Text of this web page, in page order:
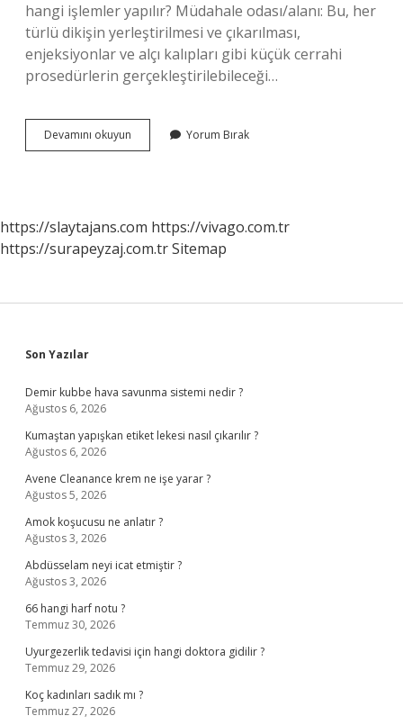
hangi işlemler yapılır? Müdahale odası/alanı: Bu, her
türlü dikişin yerleştirilmesi ve çıkarılması,
enjeksiyonlar ve alçı kalıpları gibi küçük cerrahi
prosedürlerin gerçekleştirilebileceği…
Devamını okuyun Hastanede
Canlandırma
Yorum Bırak
https://slaytajans.com https://vivago.com.tr
https://surapeyzaj.com.trSitemap
Sidebar
Son Yazılar
Demir kubbe hava savunma sistemi nedir ?
Ağustos 6, 2026
Kumaştan yapışkan etiket lekesi nasıl çıkarılır ?
Ağustos 6, 2026
Avene Cleanance krem ne işe yarar ?
Ağustos 5, 2026
Amok koşucusu ne anlatır ?
Ağustos 3, 2026
Abdüsselam neyi icat etmiştir ?
Ağustos 3, 2026
66 hangi harf notu ?
Temmuz 30, 2026
Uyurgezerlik tedavisi için hangi doktora gidilir ?
Temmuz 29, 2026
Koç kadınları sadık mı ?
Temmuz 27, 2026